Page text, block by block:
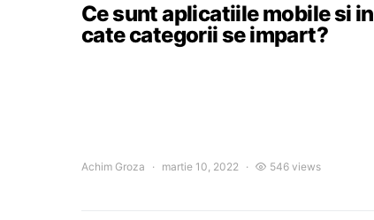
Ce sunt aplicatiile mobile si in
cate categorii se impart?
Achim Groza martie 10, 2022 546 views